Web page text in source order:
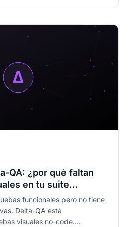
QA: ¿por qué faltan
en tu suite
funcionales pero no tiene
Delta-QA está
visuales no-code.